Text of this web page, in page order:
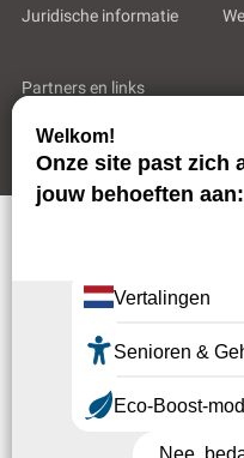
Juridische informatie
Partners en links
Professioneel gebied